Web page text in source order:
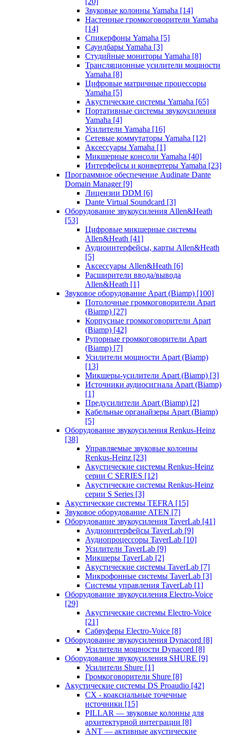
Звуковые колонны Yamaha [14]
Настенные громкоговорители Yamaha
[14]
Спикерфоны Yamaha [5]
Саундбары Yamaha [3]
Студийные мониторы Yamaha [8]
Трансляционные усилители мощности
Yamaha [8]
Цифровые матричные процессоры
Yamaha [5]
Акустические системы Yamaha [65]
Портативные системы звукоусиления
Yamaha [4]
Усилители Yamaha [16]
Сетевые коммутаторы Yamaha [12]
Аксессуары Yamaha [1]
Микшерные консоли Yamaha [40]
Интерфейсы и конвертеры Yamaha [23]
Программное обеспечение Audinate Dante
Domain Manager [9]
Лицензии DDM [6]
Dante Virtual Soundcard [3]
Оборудование звукоусиления Allen&Heath
[53]
Цифровые микшерные системы
Allen&Heath [41]
Аудиоинтерфейсы, карты Allen&Heath
[5]
Аксессуары Allen&Heath [6]
Расширители ввода/вывода
Allen&Heath [1]
Звуковое оборудование Apart (Biamp) [100]
Потолочные громкоговорители Apart
(Biamp) [27]
Корпусные громкоговорители Apart
(Biamp) [42]
Рупорные громкоговорители Apart
(Biamp) [7]
Усилители мощности Apart (Biamp)
[13]
Микшеры-усилители Apart (Biamp) [3]
Источники аудиосигнала Apart (Biamp)
[1]
Предусилители Apart (Biamp) [2]
Кабельные органайзеры Apart (Biamp)
[5]
Оборудование звукоусиления Renkus-Heinz
[38]
Управляемые звуковые колонны
Renkus-Heinz [23]
Акустические системы Renkus-Heinz
серии C SERIES [12]
Акустические системы Renkus-Heinz
серии S Series [3]
Акустические системы TEFRA [15]
Звуковое оборудование ATEN [7]
Оборудование звукоусиления TaverLab [41]
Аудиоинтерфейсы TaverLab [9]
Аудиопроцессоры TaverLab [10]
Усилители TaverLab [9]
Микшеры TaverLab [2]
Акустические системы TaverLab [7]
Микрофонные системы TaverLab [3]
Системы управления TaverLab [1]
Оборудование звукоусиления Electro-Voice
[29]
Акустические системы Electro-Voice
[21]
Сабвуферы Electro-Voice [8]
Оборудование звукоусиления Dynacord [8]
Усилители мощности Dynacord [8]
Оборудование звукоусиления SHURE [9]
Усилители Shure [1]
Громкоговорители Shure [8]
Акустические системы DS Proaudio [42]
CX - коаксиальные точечные
источники [15]
PILLAR — звуковые колонны для
архитектурной интеграции [8]
ANT — активные акустические